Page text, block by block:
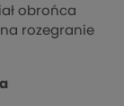
obrońca
na rozegranie